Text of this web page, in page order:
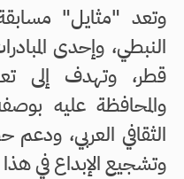
وتعد "مثايل"
النبطي، وإحدى
قطر، وتهدف إلى
والمحافظة عليه
الثقافي العربي،
وتشجيع الإبداع في هذا